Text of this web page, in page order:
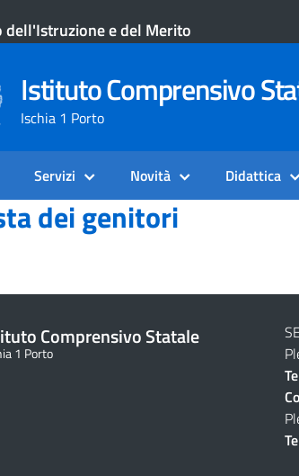
dell'Istruzione e del Merito
Istituto Comprensivo
Ischia 1 Porto
Servizi Novità Didattica
dei genitori
Comprensivo Statale
1 Porto